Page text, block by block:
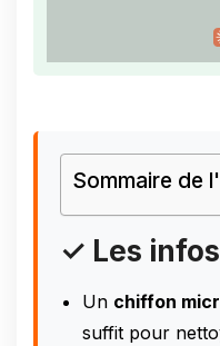
Sommaire de
✓ Les
Un chiffon
suffit pour